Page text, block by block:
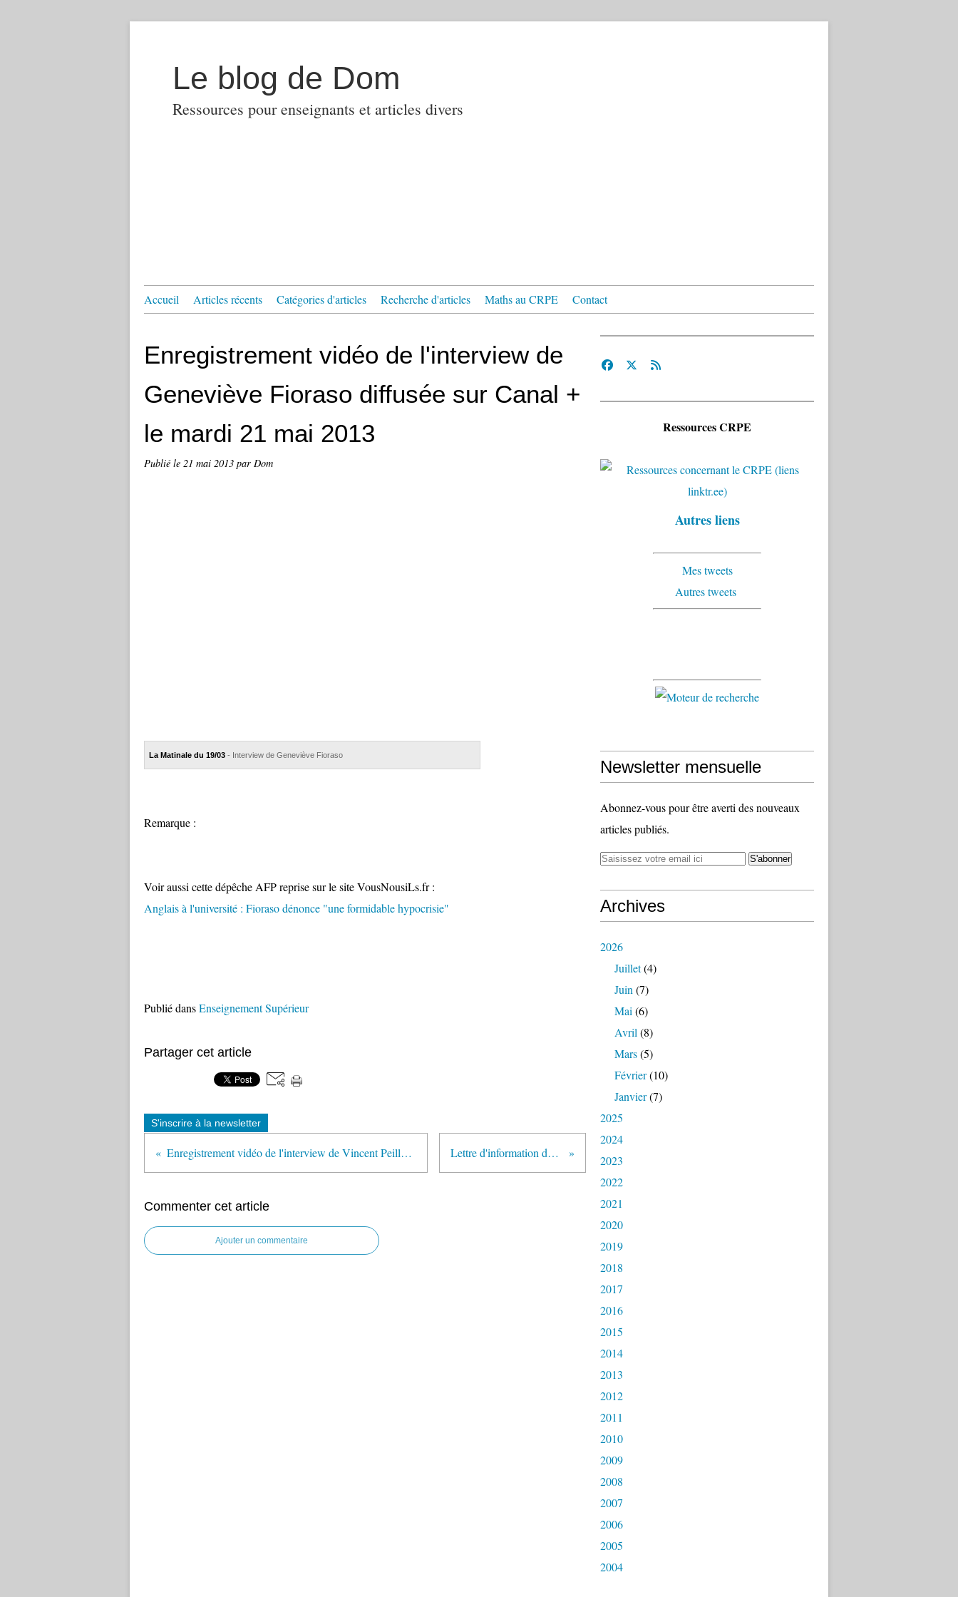
Le blog de Dom
Ressources pour enseignants et articles divers
Accueil Articles récents Catégories d'articles Recherche d'articles Maths au CRPE Contact
Enregistrement vidéo de l'interview de
Geneviève Fioraso diffusée sur Canal +
le mardi 21 mai 2013
Publié le 21 mai 2013 par Dom
La Matinale du 19/03 - Interview de Geneviève Fioraso
Remarque :
Voir aussi cette dépêche AFP reprise sur le site VousNousiLs.fr :
Anglais à l'université : Fioraso dénonce "une formidable hypocrisie"
Publié dansEnseignement Supérieur
Partager cet article
S'inscrire à la newsletter
Enregistrement vidéo de l'interview de Vincent Peillon diffusée sur France 2 le mardi 21 mai 2013 (Emission "Les 4 vérités") Lettre d'information de mai 2013 du site Portail des IUFM
Commenter cet article
Ajouter un commentaire
Ressources CRPE
Autres liens
Mes tweets
Autres tweets
Newsletter mensuelle
Abonnez-vous pour être averti des nouveaux
articles publiés.
Archives
2026
Juillet(4)
Juin (7)
Mai (6)
Avril (8)
Mars(5)
Février(10)
Janvier(7)
2025
2024
2023
2022
2021
2020
2019
2018
2017
2016
2015
2014
2013
2012
2011
2010
2009
2008
2007
2006
2005
2004